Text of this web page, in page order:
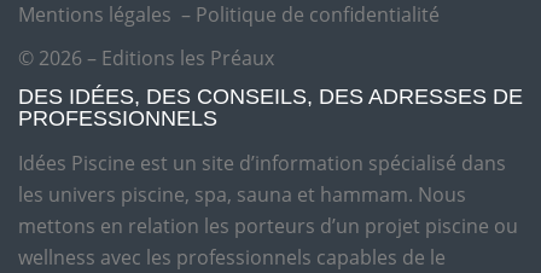
Mentions légales – Politique de confidentialité
© 2026 – Editions les Préaux
DES IDÉES, DES CONSEILS, DES ADRESSES DE
PROFESSIONNELS
Idées Piscine est un site d’information spécialisé dans
les univers piscine, spa, sauna et hammam. Nous
mettons en relation les porteurs d’un projet piscine ou
wellness avec les professionnels capables de le